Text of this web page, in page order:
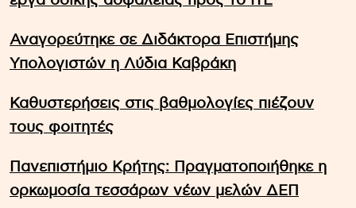
Αναγορεύτηκε σε Διδάκτορα Επιστήμης
Υπολογιστών η Λύδια Καβράκη
Καθυστερήσεις στις βαθμολογίες πιέζουν
τους φοιτητές
Πανεπιστήμιο Κρήτης: Πραγματοποιήθηκε η
ορκωμοσία τεσσάρων νέων μελών ΔΕΠ